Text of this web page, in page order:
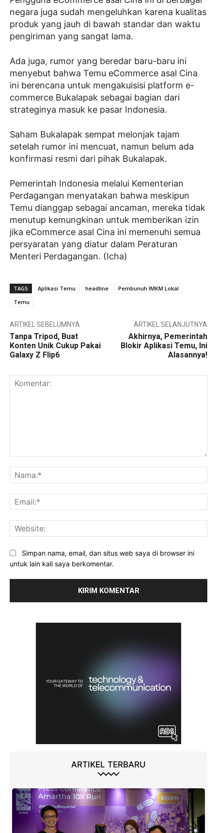
negara juga sudah mengeluhkan karena kualitas
produk yang jauh di bawah standar dan waktu
pengiriman yang sangat lama.
Ada juga, rumor yang beredar baru-baru ini
menyebut bahwa Temu eCommerce asal Cina
ini berencana untuk mengakuisisi platform e-
commerce Bukalapak sebagai bagian dari
strateginya masuk ke pasar Indonesia.
Saham Bukalapak sempat melonjak tajam
setelah rumor ini mencuat, namun belum ada
konfirmasi resmi dari pihak Bukalapak.
Pemerintah Indonesia melalui Kementerian
Perdagangan menyatakan bahwa meskipun
Temu dianggap sebagai ancaman, mereka tidak
menutup kemungkinan untuk memberikan izin
jika eCommerce asal Cina ini memenuhi semua
persyaratan yang diatur dalam Peraturan
Menteri Perdagangan. (Icha)
TAGS Aplikasi Temu headline
Pembunuh IMKM Lokal
Temu
ARTIKEL SEBELUMNYA
Tanpa Tripod, Buat
Konten Unik Cukup Pakai
Galaxy Z Flip6
ARTIKEL SELANJUTNYA
Akhirnya, Pemerintah
Blokir Aplikasi Temu, Ini
Alasannya!
Simpan nama, email, dan situs web saya di browser ini
untuk lain kali saya berkomentar.
ARTIKEL TERBARU